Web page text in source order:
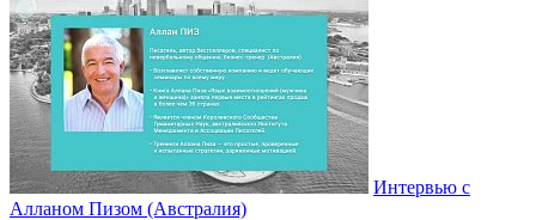
Интервью с
Алланом Пизом (Австралия)